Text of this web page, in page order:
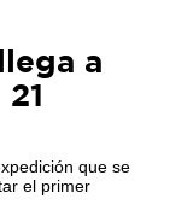
a
que se
el primer